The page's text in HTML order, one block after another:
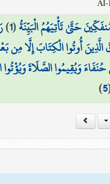
حَتَّىٰ تَأْتِيَهُمُ الْبَيِّنَةُ(
1
)
الَّذِينَ أُوتُوا الْكِتَابَ إِلَّا مِن
وَيُقِيمُوا الصَّلَاةَ
5
)